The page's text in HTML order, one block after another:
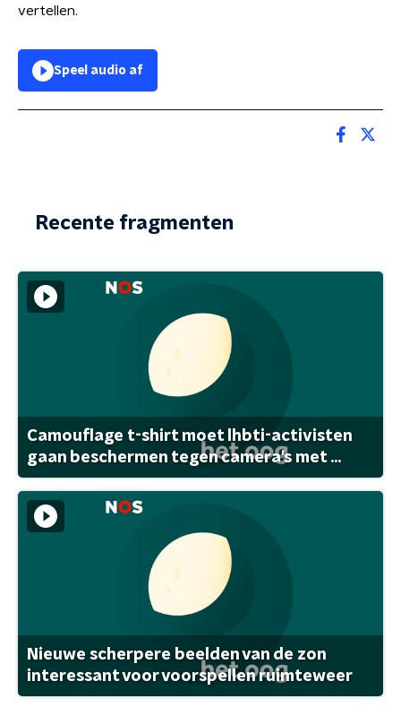
vertellen.
Speel audio af
Recente fragmenten
Camouflage t-shirt moet lhbti-activisten
gaan beschermen tegen camera's met ...
Nieuwe scherpere beelden van de zon
interessant voor voorspellen ruimteweer